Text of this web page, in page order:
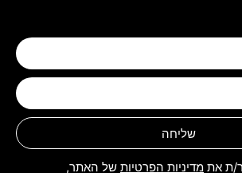
שליחה
ת את מדיניות הפרטיות של האתר,